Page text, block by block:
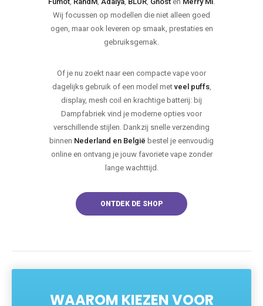
Wij focussen op modellen die niet alleen goed
ogen, maar ook leveren op smaak, prestaties en
gebruiksgemak.
Of je nu zoekt naar een compacte vape voor
dagelijks gebruik of een model metveel puffs,
display, mesh coil en krachtige batterij: bij
Dampfabriek vind je moderne opties voor
verschillende stijlen. Dankzij snelle verzending
binnen Nederland en België bestel je eenvoudig
online en ontvang je jouw favoriete vape zonder
lange wachttijd.
ONTDEK DE SHOP
WAAROM KIEZEN VOOR